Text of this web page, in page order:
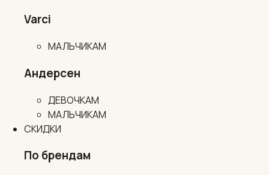
Varci
МАЛЬЧИКАМ
Андерсен
ДЕВОЧКАМ
МАЛЬЧИКАМ
СКИДКИ
По брендам